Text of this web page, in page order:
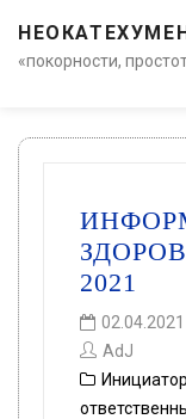
«покорности,
2021
02.04.2021
AdJ